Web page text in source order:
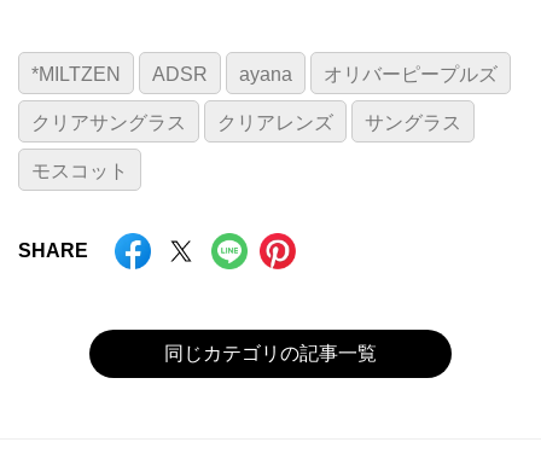
*MILTZEN ADSR ayana オリバーピープルズ
クリアサングラス クリアレンズ サングラス
モスコット
SHARE
同じカテゴリの記事一覧